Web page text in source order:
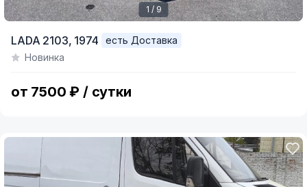
of
1 / 9
LADA 2103, 1974
есть Доставка
Новинка
от 7500 ₽ / сутки